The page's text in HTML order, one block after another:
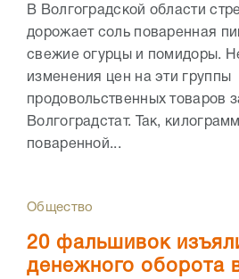
В Волгоградской области
дорожает соль поваренная
свежие огурцы и помидоры.
изменения цен на эти группы
продовольственных товаров
Волгоградстат. Так,
поваренной...
Общество
20 фальшивок
денежного оборота